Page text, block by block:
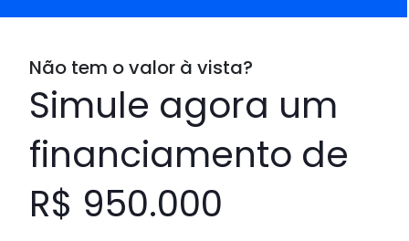
Não tem o valor à vista?
Simule agora um
financiamento de
R$ 950.000